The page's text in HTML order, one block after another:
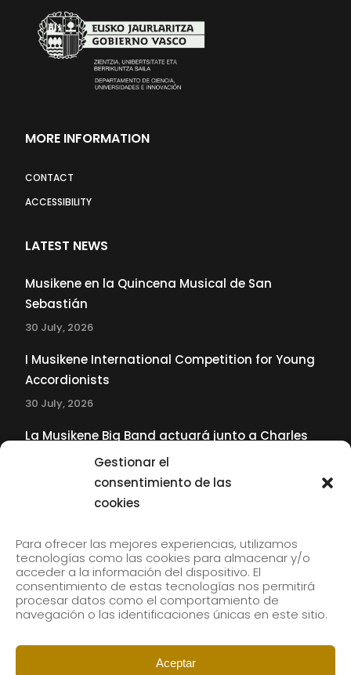
Gestionar el
consentimiento de las
cookies
Para ofrecer las mejores experiencias, utilizamos
tecnologías como las cookies para almacenar y/o
acceder a la información del dispositivo. El
consentimiento de estas tecnologías nos permitirá
procesar datos como el comportamiento de
navegación o las identificaciones únicas en este sitio.
Aceptar
MORE INFORMATION
CONTACT
ACCESSIBILITY
LATEST NEWS
Musikene en la Quincena Musical de San
Sebastián
30 July, 2026
I Musikene International Competition for Young
Accordionists
30 July, 2026
La Musikene Big Band actuará junto a Charles
Tolliver en el 61 Jazzaldia
Subscribe to our newsletter to receive our news by
email.